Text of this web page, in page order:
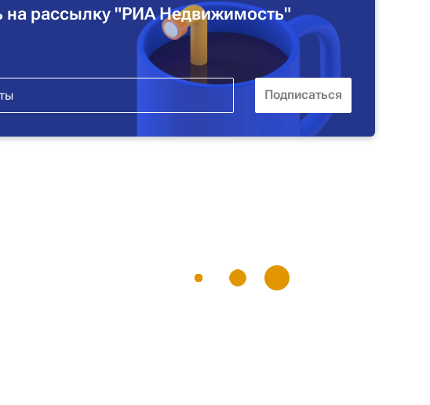
на рассылку "РИА Недвижимость"